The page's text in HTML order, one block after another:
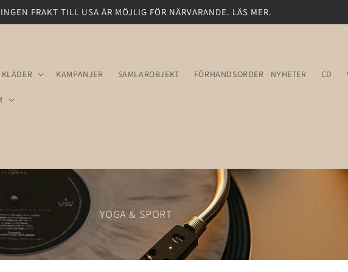
INGEN FRAKT TILL USA ÄR MÖJLIG FÖR NÄRVARANDE. LÄS MER.
KAMPANJER SAMLAROBJEKT FÖRHANDSORDER - NYHETER CD
YOGA & SPORT